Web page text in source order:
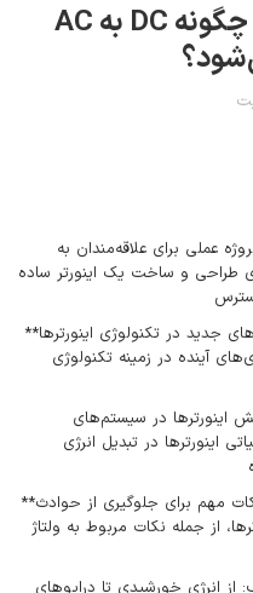
اصول کار اینورترها – چگونه DC به AC
عملی برای علاقه‌مندان به
طراحی و ساخت یک اینورتر ساده
جدید در تکنولوژی اینورترها**
آینده در زمینه تکنولوژی
اینورترها در سیستم‌های
در تبدیل انرژی
مهم برای جلوگیری از حوادث**
از جمله نکات مربوط به ولتاژ
از انرژی خورشیدی تا درایوهای